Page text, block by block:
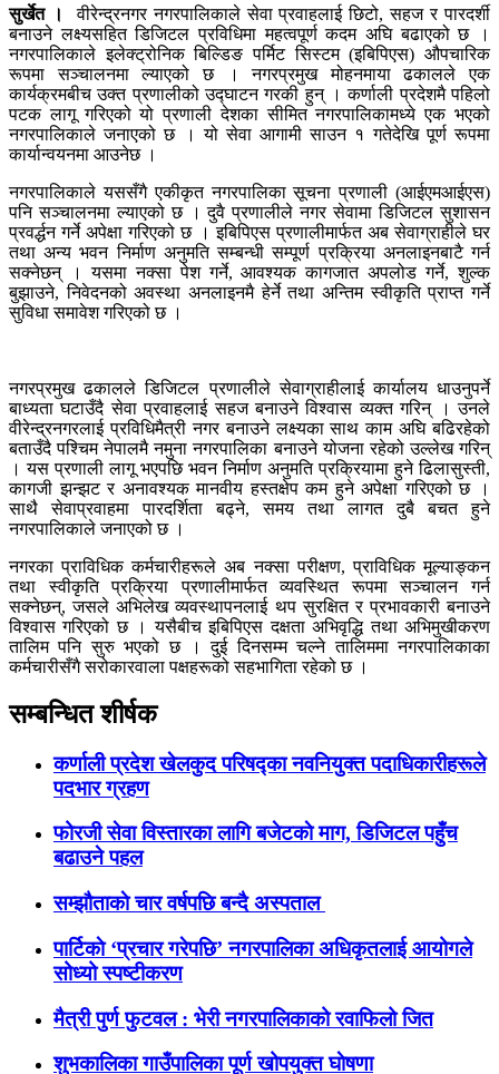
सुर्खेत ।
वीरेन्द्रनगर नगरपालिकाले सेवा प्रवाहलाई छिटो, सहज र पारदर्शी
बनाउने लक्ष्यसहित डिजिटल प्रविधिमा महत्वपूर्ण कदम अघि बढाएको छ ।
नगरपालिकाले इलेक्ट्रोनिक बिल्डिङ पर्मिट सिस्टम (इबिपिएस) औपचारिक
रूपमा सञ्चालनमा ल्याएको छ । नगरप्रमुख मोहनमाया ढकालले एक
कार्यक्रमबीच उक्त प्रणालीको उद्घाटन गरकी हुन् । कर्णाली प्रदेशमै पहिलो
पटक लागू गरिएको यो प्रणाली देशका सीमित नगरपालिकामध्ये एक भएको
नगरपालिकाले जनाएको छ । यो सेवा आगामी साउन १ गतेदेखि पूर्ण रूपमा
कार्यान्वयनमा आउनेछ ।
नगरपालिकाले यससँगै एकीकृत नगरपालिका सूचना प्रणाली (आईएमआईएस)
पनि सञ्चालनमा ल्याएको छ । दुवै प्रणालीले नगर सेवामा डिजिटल सुशासन
प्रवर्द्धन गर्ने अपेक्षा गरिएको छ । इबिपिएस प्रणालीमार्फत अब सेवाग्राहीले घर
तथा अन्य भवन निर्माण अनुमति सम्बन्धी सम्पूर्ण प्रक्रिया अनलाइनबाटै गर्न
सक्नेछन् । यसमा नक्सा पेश गर्ने, आवश्यक कागजात अपलोड गर्ने, शुल्क
बुझाउने, निवेदनको अवस्था अनलाइनमै हेर्ने तथा अन्तिम स्वीकृति प्राप्त गर्ने
सुविधा समावेश गरिएको छ ।
नगरप्रमुख ढकालले डिजिटल प्रणालीले सेवाग्राहीलाई कार्यालय धाउनुपर्ने
बाध्यता घटाउँदै सेवा प्रवाहलाई सहज बनाउने विश्वास व्यक्त गरिन् । उनले
वीरेन्द्रनगरलाई प्रविधिमैत्री नगर बनाउने लक्ष्यका साथ काम अघि बढिरहेको
बताउँदै पश्चिम नेपालमै नमुना नगरपालिका बनाउने योजना रहेको उल्लेख गरिन्
। यस प्रणाली लागू भएपछि भवन निर्माण अनुमति प्रक्रियामा हुने ढिलासुस्ती,
कागजी झन्झट र अनावश्यक मानवीय हस्तक्षेप कम हुने अपेक्षा गरिएको छ ।
साथै सेवाप्रवाहमा पारदर्शिता बढ्ने, समय तथा लागत दुबै बचत हुने
नगरपालिकाले जनाएको छ ।
नगरका प्राविधिक कर्मचारीहरूले अब नक्सा परीक्षण, प्राविधिक मूल्याङ्कन
तथा स्वीकृति प्रक्रिया प्रणालीमार्फत व्यवस्थित रूपमा सञ्चालन गर्न
सक्नेछन्, जसले अभिलेख व्यवस्थापनलाई थप सुरक्षित र प्रभावकारी बनाउने
विश्वास गरिएको छ । यसैबीच इबिपिएस दक्षता अभिवृद्धि तथा अभिमुखीकरण
तालिम पनि सुरु भएको छ । दुई दिनसम्म चल्ने तालिममा नगरपालिकाका
कर्मचारीसँगै सरोकारवाला पक्षहरूको सहभागिता रहेको छ ।
सम्बन्धित शीर्षक
कर्णाली प्रदेश खेलकुद परिषद्का नवनियुक्त पदाधिकारीहरूले
पदभार ग्रहण
फोरजी सेवा विस्तारका लागि बजेटकाे माग, डिजिटल पहुँच
बढाउने पहल
सम्झौताकाे चार वर्षपछि बन्दै अस्पताल
पार्टिकाे ‘प्रचार गरेपछि’ नगरपालिका अधिकृतलाई आयोगले
सोध्यो स्पष्टीकरण
मैत्री पुर्ण फुटवल : भेरी नगरपालिकाको रवाफिलो जित
शुभकालिका गाउँपालिका पूर्ण खोपयुक्त घाेषणा